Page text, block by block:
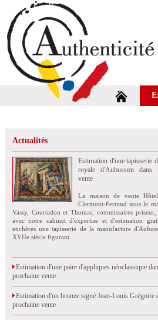
Actualités
Estimation d'une tapisserie
royale d'Aubusson dans
vente
La maison de vente
Clermont-Ferrand sous le
Vassy, Courtadon et Thomas, commissaires
avec notre cabinet d'expertise et d'estimation
enchères une tapisserie de la manufacture
XVIIe siècle figurant...
Estimation d'une paire d'appliques néoclassique
prochaine vente
Estimation d'un bronze signé Jean-Louis Grégoire
prochaine vente